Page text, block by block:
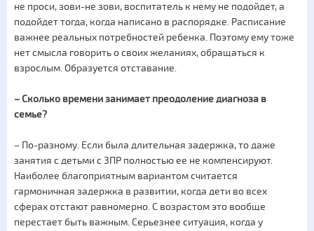
не проси, зови-не зови, воспитатель к нему не подойдет, а
подойдет тогда, когда написано в распорядке. Расписание
важнее реальных потребностей ребенка. Поэтому ему тоже
нет смысла говорить о своих желаниях, обращаться к
взрослым. Образуется отставание.
– Сколько времени занимает преодоление диагноза в
семье?
– По-разному. Если была длительная задержка, то даже
занятия с детьми с ЗПР полностью ее не компенсируют.
Наиболее благоприятным вариантом считается
гармоничная задержка в развитии, когда дети во всех
сферах отстают равномерно. С возрастом это вообще
перестает быть важным. Серьезнее ситуация, когда у